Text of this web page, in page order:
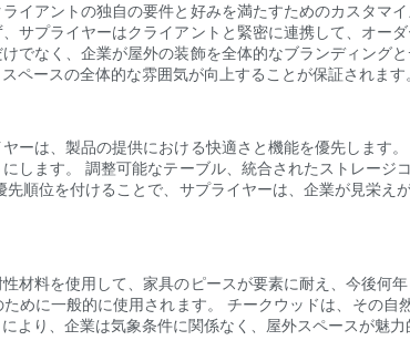
イアントの独自の要件と好みを満たすためのカスタ
サプライヤーはクライアントと緊密に連携して、オ
でなく、企業が屋外の装飾を全体的なブランディン
ペースの全体的な雰囲気が向上することが保証されます
ーは、製品の提供における快適さと機能を優先しま
します。 調整可能なテーブル、統合されたストレー
順位を付けることで、サプライヤーは、企業が見栄
材料を使用して、家具のピースが要素に耐え、今後
めに一般的に使用されます。 チークウッドは、その
より、企業は気象条件に関係なく、屋外スペースが魅力